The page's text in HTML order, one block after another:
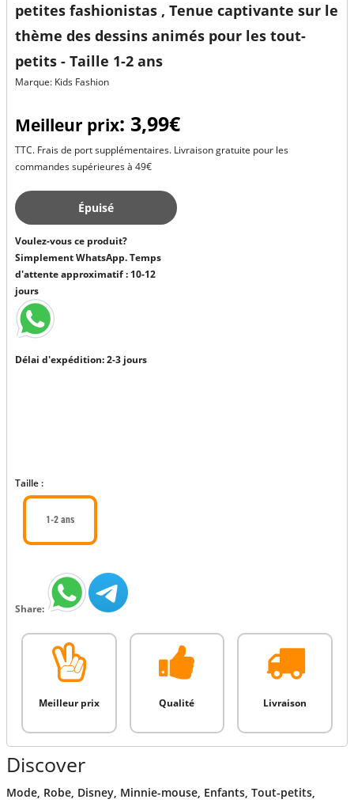
petites fashionistas , Tenue captivante sur le
thème des dessins animés pour les tout-
petits - Taille 1-2 ans
Marque: Kids Fashion
Meilleur prix: 3,99€
TTC. Frais de port supplémentaires. Livraison gratuite pour les
commandes supérieures à 49€
Épuisé
Voulez-vous ce produit?
Simplement WhatsApp. Temps
d'attente approximatif : 10-12
jours
Délai d'expédition: 2-3 jours
Taille :
1-2 ans
Share:
Meilleur prix Qualité Livraison
Discover
Mode, Robe, Disney, Minnie-mouse, Enfants, Tout-petits,